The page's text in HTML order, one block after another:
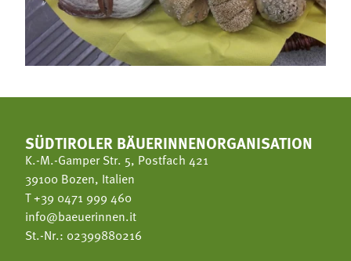
SÜDTIROLER BÄUERINNENORGANISATION
K.-M.-Gamper Str. 5, Postfach 421
39100 Bozen, Italien
T+39 0471 999 460
info@baeuerinnen.it
St.-Nr.: 02399880216